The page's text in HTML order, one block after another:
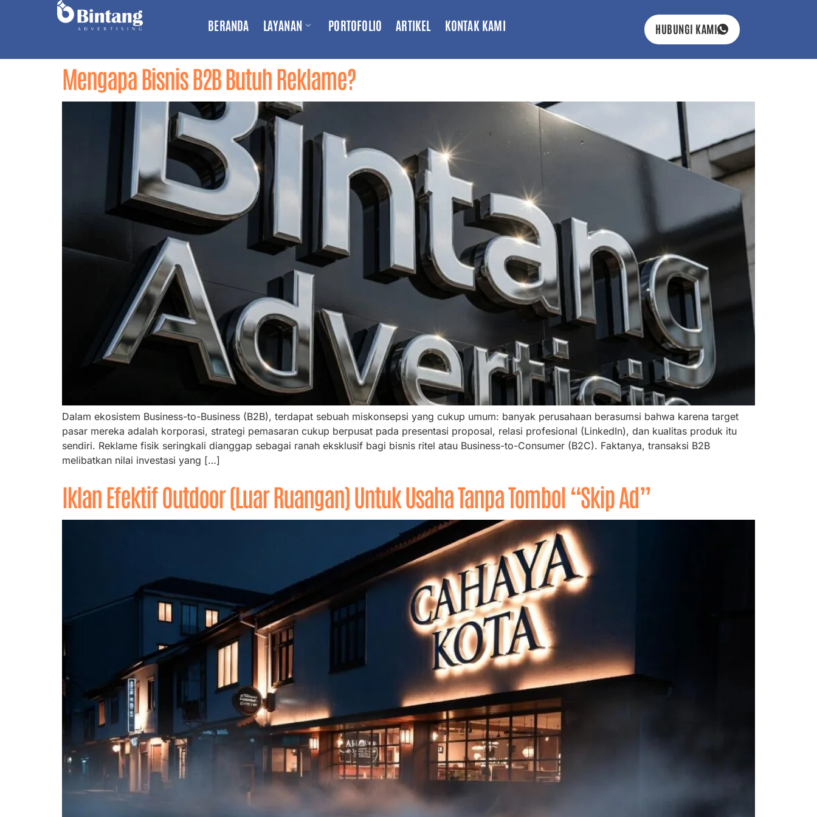
BERANDA LAYANAN PORTOFOLIO ARTIKEL KONTAK KAMI HUBUNGI KAMI
Mengapa Bisnis B2B Butuh Reklame?
Dalam ekosistem Business-to-Business (B2B), terdapat sebuah miskonsepsi yang cukup umum: banyak perusahaan berasumsi bahwa karena target
pasar mereka adalah korporasi, strategi pemasaran cukup berpusat pada presentasi proposal, relasi profesional (LinkedIn), dan kualitas produk itu
sendiri. Reklame fisik seringkali dianggap sebagai ranah eksklusif bagi bisnis ritel atau Business-to-Consumer (B2C). Faktanya, transaksi B2B
melibatkan nilai investasi yang […]
Iklan Efektif Outdoor (Luar Ruangan) Untuk Usaha Tanpa Tombol “Skip Ad”